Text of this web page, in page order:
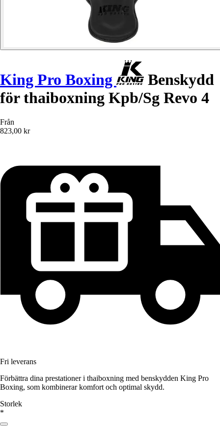
King Pro Boxing
Benskydd
för thaiboxning Kpb/Sg Revo 4
Från
823,00 kr
Fri leverans
Förbättra dina prestationer i thaiboxning med benskydden King Pro
Boxing, som kombinerar komfort och optimal skydd.
Storlek
*